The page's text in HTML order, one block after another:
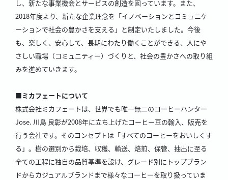
し、新たな事業機会とサービスの創造を図っています。また、
2018年度より、新たな企業理念を「イノベーションとコミュニケ
ーションで社会の豊かさを支える」と制定いたしました。今後
も、楽しく、安心して、長期にわたり働くことができる、人にや
さしい職場（コミュニティー）づくりと、社会の豊かさへの取り組
みを進めていきます。
■ミカフェートについて
株式会社ミカフェートは、世界でも唯一無二のコーヒーハンター
Jose. 川島 良彰が2008年に立ち上げたコーヒー豆の輸入、販売を
行う会社です。そのコンセプトは「すべてのコーヒーをおいしくす
る」。樹の選別から栽培、収穫、輸送、焙煎、保管、抽出に至る
全ての工程に独自の品質基準を設け、グレード別にトップブラン
ドからカジュアルブランドまで様々なコーヒーを取り扱っていま